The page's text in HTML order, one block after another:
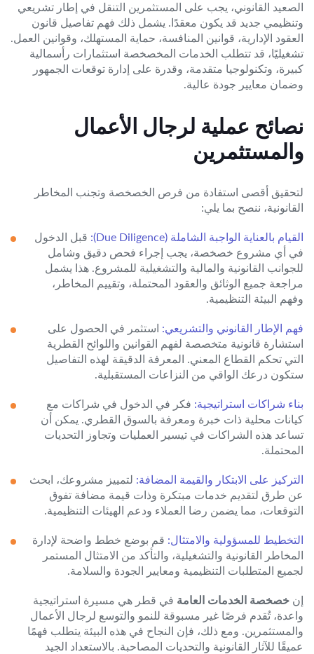
الصعيد القانوني، يجب على المستثمرين التنقل في إطار تشريعي
وتنظيمي جديد قد يكون معقدًا. يشمل ذلك فهم تفاصيل قانون
العقود الإدارية، قوانين المنافسة، حماية المستهلك، وقوانين العمل.
تشغيليًا، قد تتطلب الخدمات المخصخصة استثمارات رأسمالية
كبيرة، وتكنولوجيا متقدمة، وقدرة على إدارة توقعات الجمهور
وضمان معايير جودة عالية.
نصائح عملية لرجال الأعمال
والمستثمرين
لتحقيق أقصى استفادة من فرص الخصخصة وتجنب المخاطر
القانونية، ننصح بما يلي:
القيام بالعناية الواجبة الشاملة (Due Diligence):
قبل الدخول
في أي مشروع خصخصة، يجب إجراء فحص دقيق وشامل
للجوانب القانونية والمالية والتشغيلية للمشروع. هذا يشمل
مراجعة جميع الوثائق والعقود المحتملة، وتقييم المخاطر،
وفهم البيئة التنظيمية.
فهم الإطار القانوني والتشريعي: استثمر في الحصول على
استشارة قانونية متخصصة لفهم القوانين واللوائح القطرية
التي تحكم القطاع المعني. المعرفة الدقيقة لهذه التفاصيل
ستكون درعك الواقي من النزاعات المستقبلية.
بناء شراكات استراتيجية: فكر في الدخول في شراكات مع
كيانات محلية ذات خبرة ومعرفة بالسوق القطري. يمكن أن
تساعد هذه الشراكات في تيسير العمليات وتجاوز التحديات
المحتملة.
التركيز على الابتكار والقيمة المضافة: لتمييز مشروعك، ابحث
عن طرق لتقديم خدمات مبتكرة وذات قيمة مضافة تفوق
التوقعات، مما يضمن رضا العملاء ودعم الهيئات التنظيمية.
التخطيط للمسؤولية والامتثال: قم بوضع خطط واضحة لإدارة
المخاطر القانونية والتشغيلية، والتأكد من الامتثال المستمر
لجميع المتطلبات التنظيمية ومعايير الجودة والسلامة.
إن خصخصة الخدمات العامة في قطر هي مسيرة استراتيجية
واعدة، تُقدم فرصًا غير مسبوقة للنمو والتوسع لرجال الأعمال
والمستثمرين. ومع ذلك، فإن النجاح في هذه البيئة يتطلب فهمًا
عميقًا للآثار القانونية والتحديات المصاحبة. بالاستعداد الجيد